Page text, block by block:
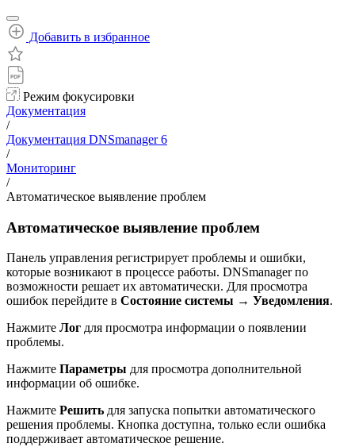
Добавить в избранное
Режим фокусировки
Документация
/
Документация DNSmanager 6
/
Мониторинг
/
Автоматическое выявление проблем
Автоматическое выявление проблем
Панель управления регистрирует проблемы и ошибки,
которые возникают в процессе работы. DNSmanager по
возможности решает их автоматически. Для просмотра
ошибок перейдите в Состояние системы → Уведомления.
Нажмите Лог для просмотра информации о появлении
проблемы.
Нажмите Параметры для просмотра дополнительной
информации об ошибке.
Нажмите Решить для запуска попытки автоматического
решения проблемы. Кнопка доступна, только если ошибка
поддерживает автоматическое решение.